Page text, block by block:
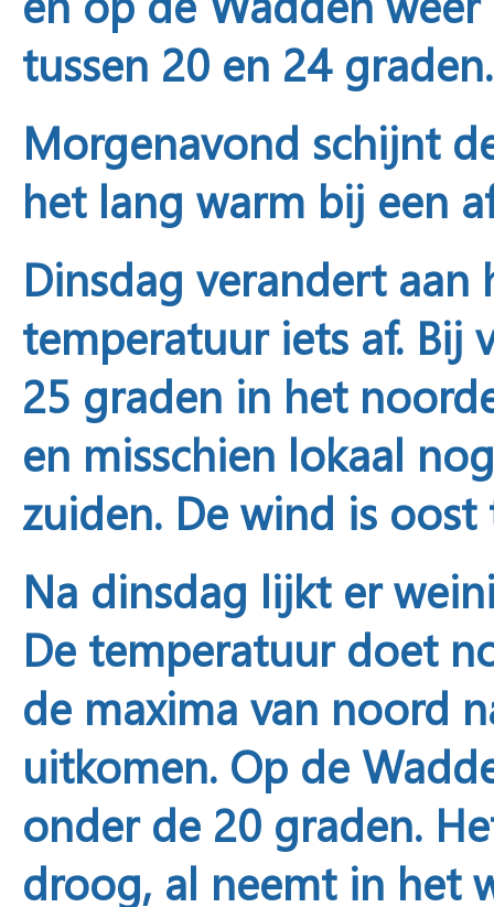
tussen 20 en 24 graden.
Morgenavond schijnt
het lang warm bij een
Dinsdag verandert aan
temperatuur iets af. Bij
25 graden in het
en misschien lokaal
zuiden. De wind is
Na dinsdag lijkt er
De temperatuur doet
de maxima van noord
uitkomen. Op de
onder de 20 graden.
droog, al neemt in het